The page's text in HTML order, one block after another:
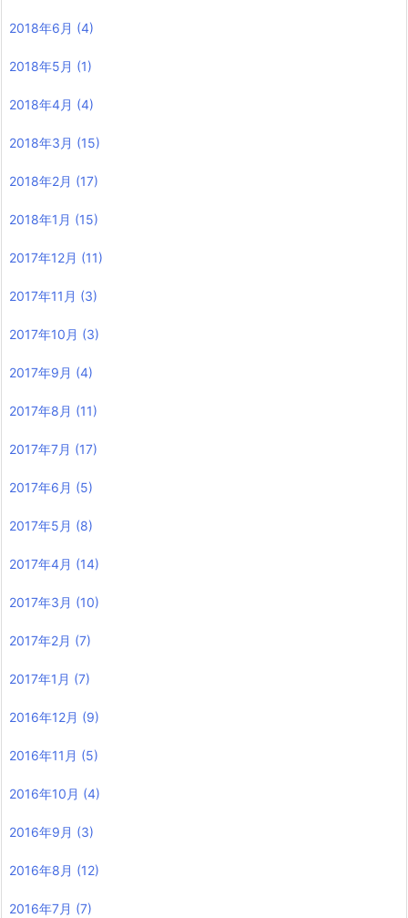
2018年6月 (4)
2018年5月 (1)
2018年4月 (4)
2018年3月 (15)
2018年2月 (17)
2018年1月 (15)
2017年12月 (11)
2017年11月 (3)
2017年10月 (3)
2017年9月 (4)
2017年8月 (11)
2017年7月 (17)
2017年6月 (5)
2017年5月 (8)
2017年4月 (14)
2017年3月 (10)
2017年2月 (7)
2017年1月 (7)
2016年12月 (9)
2016年11月 (5)
2016年10月 (4)
2016年9月 (3)
2016年8月 (12)
2016年7月 (7)